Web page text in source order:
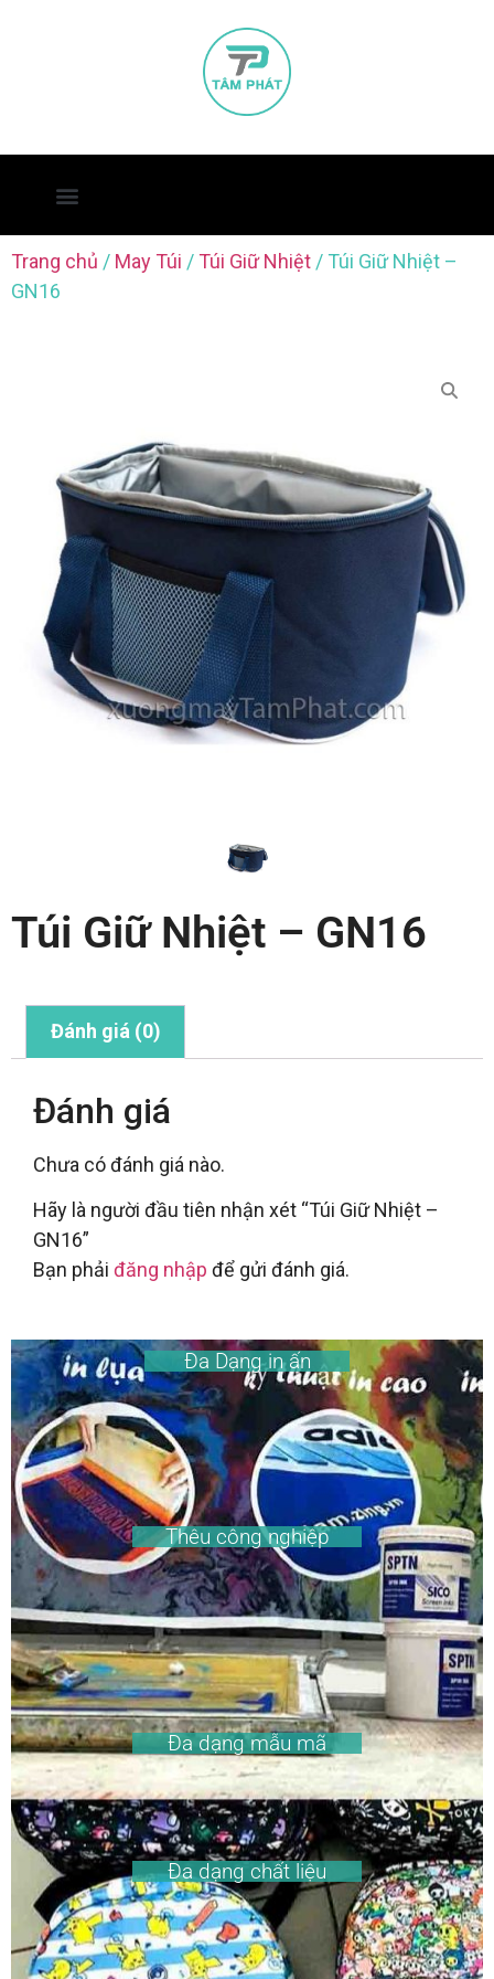
Trang chủ / May Túi / Túi Giữ Nhiệt / Túi Giữ Nhiệt –
GN16
Túi Giữ Nhiệt – GN16
Đánh giá (0)
Đánh giá
Chưa có đánh giá nào.
Hãy là người đầu tiên nhận xét “Túi Giữ Nhiệt –
GN16”
Bạn phải đăng nhập để gửi đánh giá.
Đa Dạng in ấn
Thêu công nghiệp
Đa dạng mẫu mã
Đa dạng chất liệu